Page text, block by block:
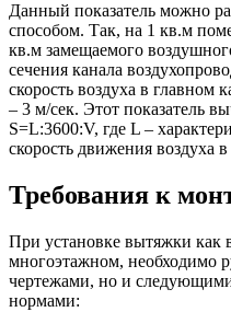
Данный показатель можно
способом. Так, на 1 кв.м
кв.м замещаемого
сечения канала
скорость воздуха в главном
– 3 м/сек. Этот показатель
S=L:3600:V, где L –
скорость движения воздуха
Требования к
При установке вытяжки как
многоэтажном, необходимо
чертежами, но и
нормами: